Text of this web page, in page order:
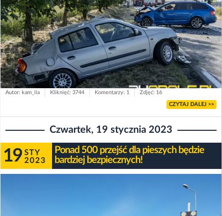
Autor: kam_ila Kliknięć: 3744 Komentarzy: 1 Zdjęć: 16
CZYTAJ DALEJ >>
Czwartek, 19 stycznia 2023
19 STY
2023
Ponad 500 przejść dla pieszych będzie
bardziej bezpiecznych!